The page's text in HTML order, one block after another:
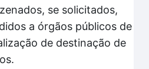
se solicitados,
a órgãos públicos de
de destinação de